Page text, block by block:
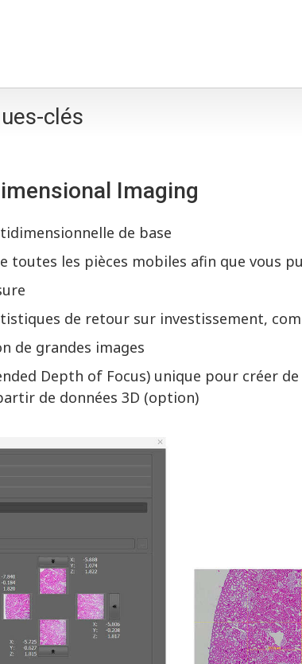
clés
Imaging
de base
toutes les pièces mobiles afin que vous
de retour sur investissement,
de grandes images
Depth of Focus) unique pour créer
de données 3D (option)